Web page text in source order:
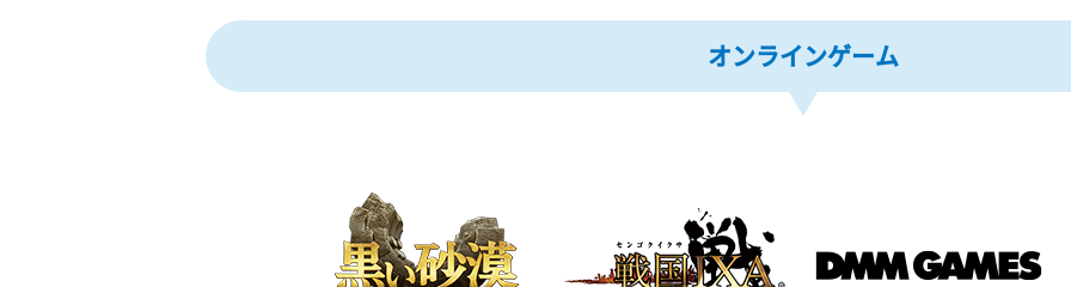
オンラインゲーム